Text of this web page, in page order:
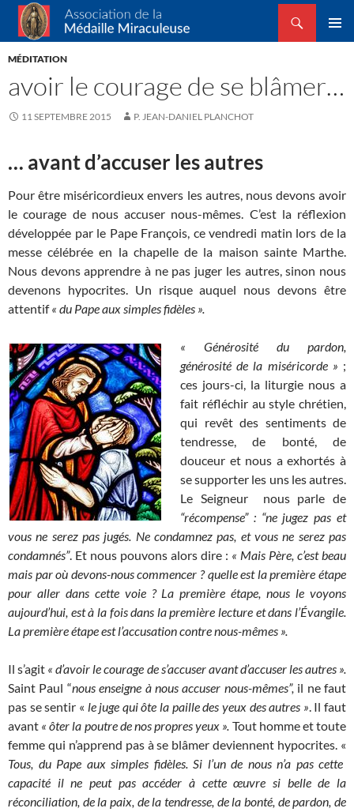
Association de la Médaille Miraculeuse
Recherche
ALLER
AU
MÉDITATION
avoir le courage de se blâmer…
11 SEPTEMBRE 2015 P. JEAN-DANIEL PLANCHOT
… avant d’accuser les autres
Pour être miséricordieux envers les autres, nous devons avoir
le courage de nous accuser nous-mêmes. C’est la réflexion
développée par le Pape François, ce vendredi matin lors de la
messe célébrée en la chapelle de la maison sainte Marthe.
Nous devons apprendre à ne pas juger les autres, sinon nous
devenons hypocrites. Un risque auquel nous devons être
attentif« du Pape aux simples fidèles ».
« Générosité du pardon,
générosité de la miséricorde » ;
ces jours-ci, la liturgie nous a
fait réfléchir au style chrétien,
qui revêt des sentiments de
tendresse, de bonté, de
douceur et nous a exhortés à
se supporter les uns les autres.
Le Seigneur nous parle de
“récompense” : “ne jugez pas et
vous ne serez pas jugés. Ne condamnez pas, et vous ne serez pas
condamnés”. Et nous pouvons alors dire : « Mais Père, c’est beau
mais par où devons-nous commencer ? quelle est la première étape
pour aller dans cette voie ? La première étape, nous le voyons
aujourd’hui, est à la fois dans la première lecture et dans l’Évangile.
La première étape est l’accusation contre nous-mêmes ».
Il s’agit « d’avoir le courage de s’accuser avant d’accuser les autres ».
Saint Paul “nous enseigne à nous accuser nous-mêmes”, il ne faut
pas se sentir « le juge qui ôte la paille des yeux des autres ». Il faut
avant « ôter la poutre de nos propres yeux ». Tout homme et toute
femme qui n’apprend pas à se blâmer deviennent hypocrites. «
Tous, du Pape aux simples fidèles. Si l’un de nous n’a pas cette
capacité il ne peut pas accéder à cette œuvre si belle de la
réconciliation, de la paix, de la tendresse, de la bonté, de pardon, de